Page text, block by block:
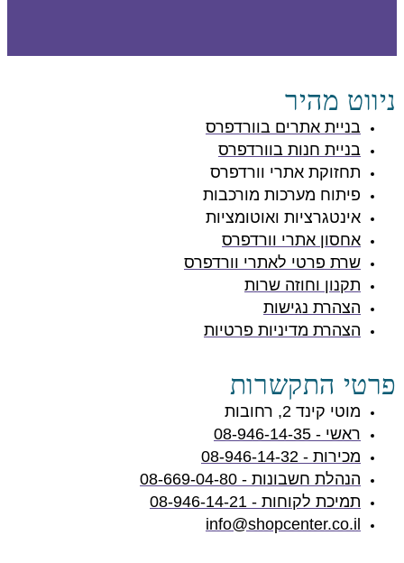
ניווט מהיר
בניית אתרים בוורדפרס
בניית חנות בוורדפרס
תחזוקת אתרי וורדפרס
פיתוח מערכות מורכבות
אינטגרציות ואוטומציות
אחסון אתרי וורדפרס
שרת פרטי לאתרי וורדפרס
תקנון וחוזה שרות
הצהרת נגישות
הצהרת מדיניות פרטיות
פרטי התקשרות
מוטי קינד 2, רחובות
ראשי - 08-946-14-35
מכירות - 08-946-14-32
הנהלת חשבונות - 08-669-04-80
תמיכת לקוחות - 08-946-14-21
info@shopcenter.co.il